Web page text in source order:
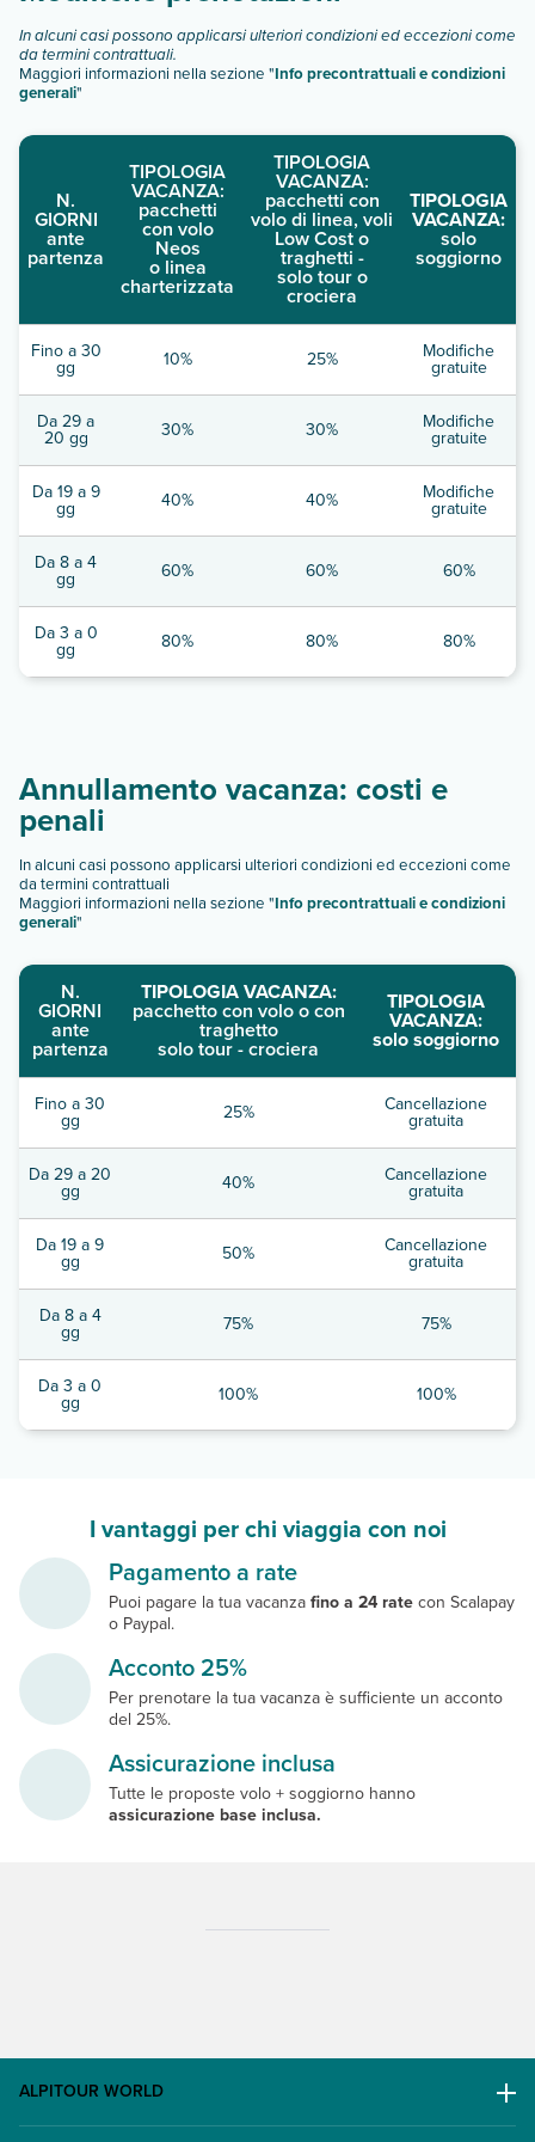
In alcuni casi possono applicarsi ulteriori condizioni ed eccezioni come
da termini contrattuali.
Maggiori informazioni nella sezione "Info precontrattuali e condizioni
generali"
N.
GIORNI
ante
partenza
TIPOLOGIA
VACANZA:
pacchetti
con volo
Neos
o linea
charterizzata
TIPOLOGIA
VACANZA:
pacchetti con
volo di linea, voli
Low Cost o
traghetti -
solo tour o
crociera
TIPOLOGIA
VACANZA:
solo
soggiorno
Fino a 30
gg 10% 25% Modifiche
gratuite
Da 29 a
20 gg 30% 30% Modifiche
gratuite
Da 19 a 9
gg 40% 40% Modifiche
gratuite
Da 8 a 4
gg 60% 60% 60%
Da 3 a 0
gg 80% 80% 80%
Annullamento vacanza: costi e
penali
In alcuni casi possono applicarsi ulteriori condizioni ed eccezioni come
da termini contrattuali
Maggiori informazioni nella sezione "Info precontrattuali e condizioni
generali"
N.
GIORNI
ante
partenza
TIPOLOGIA VACANZA:
pacchetto con volo o con
traghetto
solo tour - crociera
TIPOLOGIA
VACANZA:
solo soggiorno
Fino a 30
gg 25% Cancellazione
gratuita
Da 29 a 20
gg 40% Cancellazione
gratuita
Da 19 a 9
gg 50% Cancellazione
gratuita
Da 8 a 4
gg 75% 75%
Da 3 a 0
gg 100% 100%
I vantaggi per chi viaggia con noi
Pagamento a rate
Puoi pagare la tua vacanzafino a 24 ratecon Scalapay
o Paypal.
Acconto 25%
Per prenotare la tua vacanza è sufficiente un acconto
del 25%.
Assicurazione inclusa
Tutte le proposte volo + soggiorno hanno
assicurazione base inclusa.
ALPITOUR WORLD
AWARD